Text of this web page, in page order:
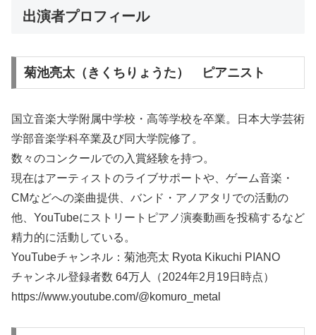
出演者プロフィール
菊池亮太（きくちりょうた） ピアニスト
国立音楽大学附属中学校・高等学校を卒業。日本大学芸術
学部音楽学科卒業及び同大学院修了。
数々のコンクールでの入賞経験を持つ。
現在はアーティストのライブサポートや、ゲーム音楽・
CMなどへの楽曲提供、バンド・アノアタリでの活動の
他、YouTubeにストリートピアノ演奏動画を投稿するなど
精力的に活動している。
YouTubeチャンネル：菊池亮太 Ryota Kikuchi PIANO
チャンネル登録者数 64万人（2024年2月19日時点）
https://www.youtube.com/@komuro_metal